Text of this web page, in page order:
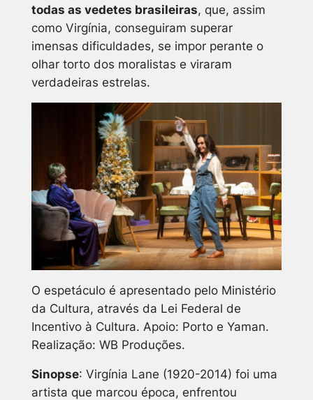
todas as vedetes brasileiras, que, assim
como Virgínia, conseguiram superar
imensas dificuldades, se impor perante o
olhar torto dos moralistas e viraram
verdadeiras estrelas.
O espetáculo é apresentado pelo Ministério
da Cultura, através da Lei Federal de
Incentivo à Cultura. Apoio: Porto e Yaman.
Realização: WB Produções.
Sinopse: Virgínia Lane (1920-2014) foi uma
artista que marcou época, enfrentou